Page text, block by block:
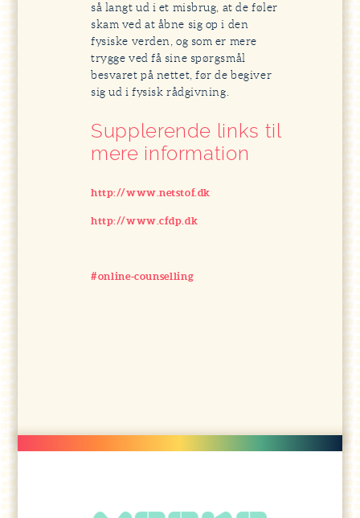
så langt ud i et misbrug, at de føler
skam ved at åbne sig op i den
fysiske verden, og som er mere
trygge ved få sine spørgsmål
besvaret på nettet, før de begiver
sig ud i fysisk rådgivning.
Supplerende links til
mere information
http://www.netstof.dk
http://www.cfdp.dk
#online-counselling